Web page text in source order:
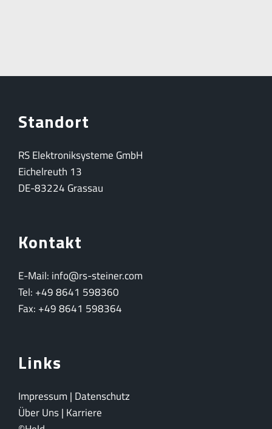
Standort
RS Elektroniksysteme GmbH
Eichelreuth 13
DE-83224 Grassau
Kontakt
E-Mail: info@rs-steiner.com
Tel: +49 8641 598360
Fax: +49 8641 598364
Links
Impressum | Datenschutz
Über Uns| Karriere